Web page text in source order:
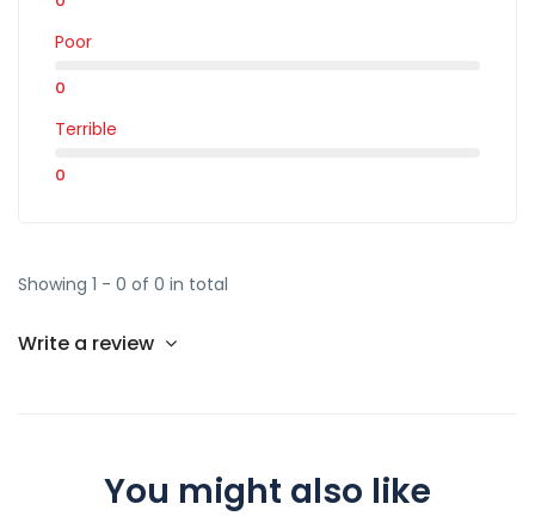
纳、摩纳哥、尼斯和芒通。有关这些旅游的更多信息，请查询
Poor
0
Terrible
0
Showing 1 - 0 of 0 in total
Write a review
You might also like